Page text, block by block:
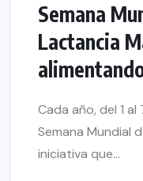
Semana
Lactancia
Cada año, del 1
Semana Mundial
iniciativa que...